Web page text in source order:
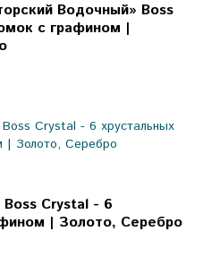
Водочный» Boss
с графином |
Crystal - 6
| Золото, Серебро